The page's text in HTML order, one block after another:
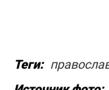
Теги: